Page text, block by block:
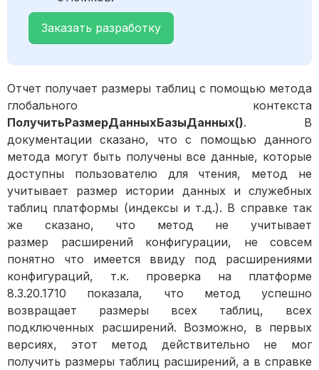
Заказать разработку
Отчет получает размеры таблиц с помощью метода
глобального контекста
ПолучитьРазмерДанныхБазыДанных(). В
документации сказано, что с помощью данного
метода могут быть получены все данные, которые
доступны пользователю для чтения, метод не
учитывает размер истории данных и служебных
таблиц платформы (индексы и т.д.). В справке так
же сказано, что метод не учитывает
размер расширений конфигурации, не совсем
понятно что имеется ввиду под расширениями
конфигураций, т.к. проверка на платформе
8.3.20.1710 показала, что метод успешно
возвращает размеры всех таблиц, всех
подключенных расширений. Возможно, в первых
версиях, этот метод действительно не мог
получить размеры таблиц расширений, а в справке